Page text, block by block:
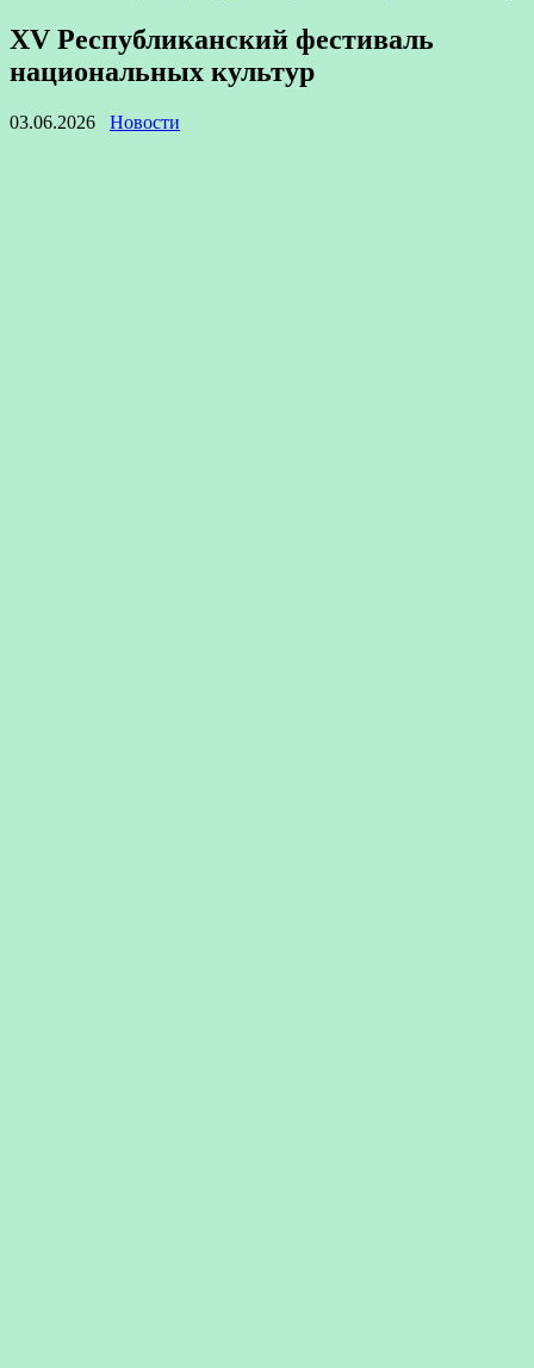
XV Республиканский фестиваль
национальных культур
03.06.2026 Новости